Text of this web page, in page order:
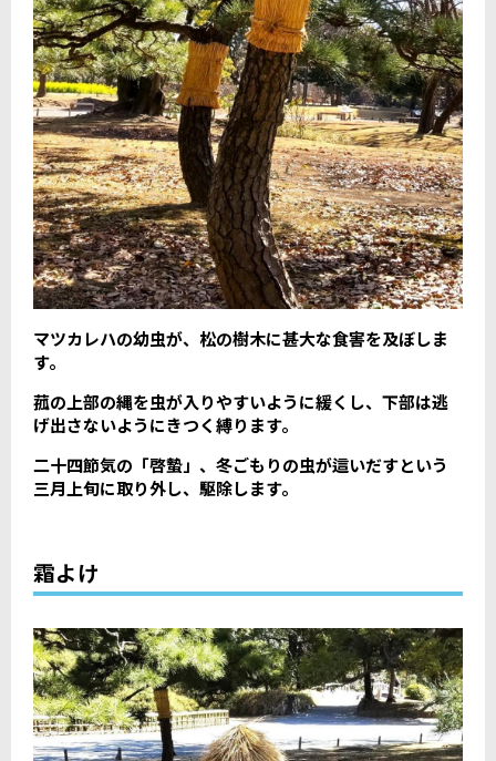
マツカレハの幼虫が、松の樹木に甚大な食害を及ぼしま
す。
菰の上部の縄を虫が入りやすいように緩くし、下部は逃
げ出さないようにきつく縛ります。
二十四節気の「啓蟄」、冬ごもりの虫が這いだすという
三月上旬に取り外し、駆除します。
霜よけ